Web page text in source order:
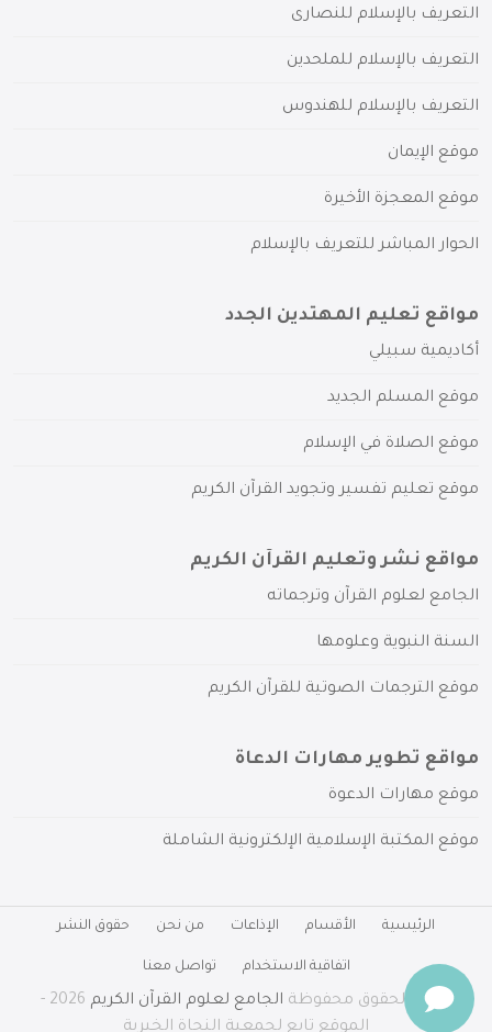
التعريف بالإسلام للنصارى
التعريف بالإسلام للملحدين
التعريف بالإسلام للهندوس
موقع الإيمان
موقع المعجزة الأخيرة
الحوار المباشر للتعريف بالإسلام
مواقع تعليم المهتدين الجدد
أكاديمية سبيلي
موقع المسلم الجديد
موقع الصلاة في الإسلام
موقع تعليم تفسير وتجويد القرآن الكريم
مواقع نشر وتعليم القرآن الكريم
الجامع لعلوم القرآن وترجماته
السنة النبوية وعلومها
موقع الترجمات الصوتية للقرآن الكريم
مواقع تطوير مهارات الدعاة
موقع مهارات الدعوة
موقع المكتبة الإسلامية الإلكترونية الشاملة
الرئيسية الأقسام الإذاعات من نحن حقوق النشر
اتفاقية الاستخدام تواصل معنا
جميع الحقوق محفوظة الجامع لعلوم القرآن الكريم
2026 -
الموقع تابع لجمعية النجاة الخيرية